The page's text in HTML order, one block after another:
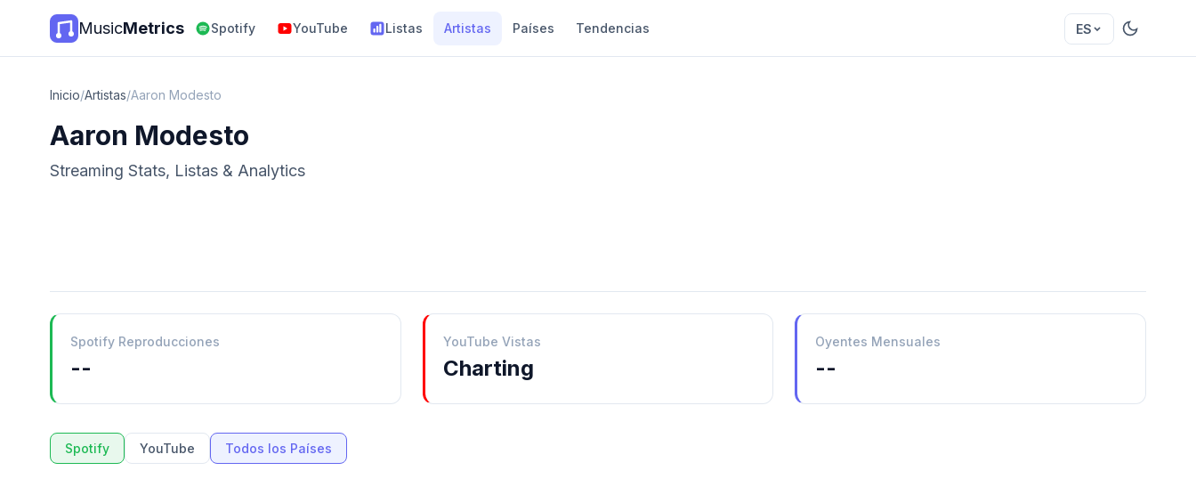
MusicMetrics Spotify YouTube Listas Artistas Países Tendencias ES
Inicio/Artistas/Aaron Modesto
Aaron Modesto
Streaming Stats, Listas & Analytics
Spotify Reproducciones
--
YouTube Vistas
Charting
Oyentes Mensuales
--
Spotify YouTube Todos los Países